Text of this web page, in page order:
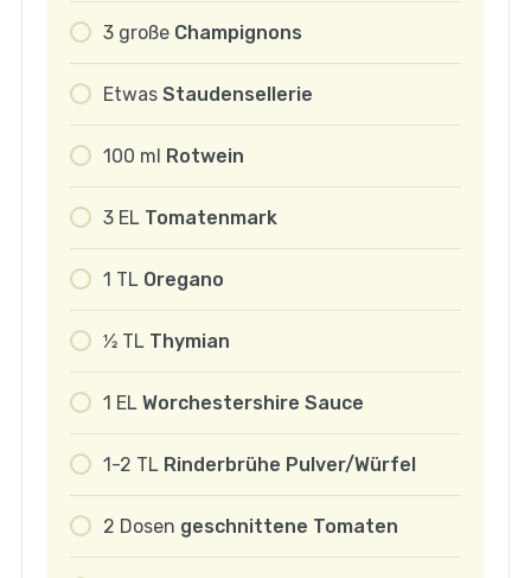
3 große Champignons
Etwas Staudensellerie
100 ml Rotwein
3 EL Tomatenmark
1 TL Oregano
1⁄2 TL Thymian
1 EL Worchestershire Sauce
1-2 TL Rinderbrühe Pulver/Würfel
2 Dosen geschnittene Tomaten